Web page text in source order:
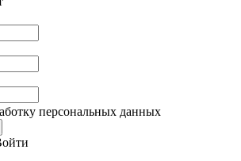
персональных данных